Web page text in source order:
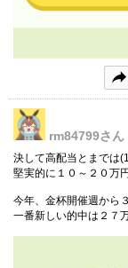
rm84799さん
決して高配当とまでは
堅実的に１０～２０万
今年、金杯開催週から
一番新しい的中は２７